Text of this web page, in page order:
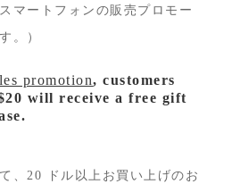
マートフォンの販売プロモー
。）
promotion, customers
will receive a free gift
、20 ドル以上お買い上げのお